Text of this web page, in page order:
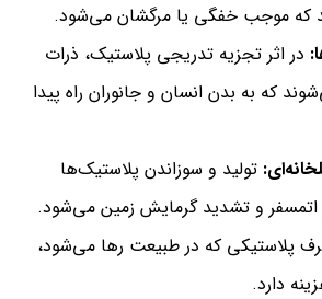
که موجب خفگی یا مرگشان می‌شود.
در اثر تجزیه تدریجی پلاستیک، ذرات
که به بدن انسان و جانوران راه پیدا
تولید و سوزاندن پلاستیک‌ها
ظرف پلاستیکی که در طبیعت رها می‌شود،
دارد.